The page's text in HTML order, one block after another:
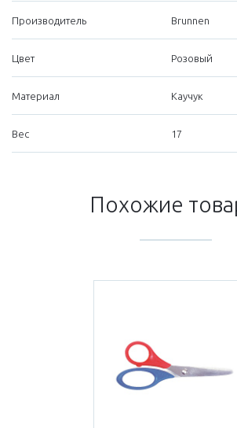
Производитель Brunnen
Цвет Розовый
Материал Каучук
Вес 17
Похожие